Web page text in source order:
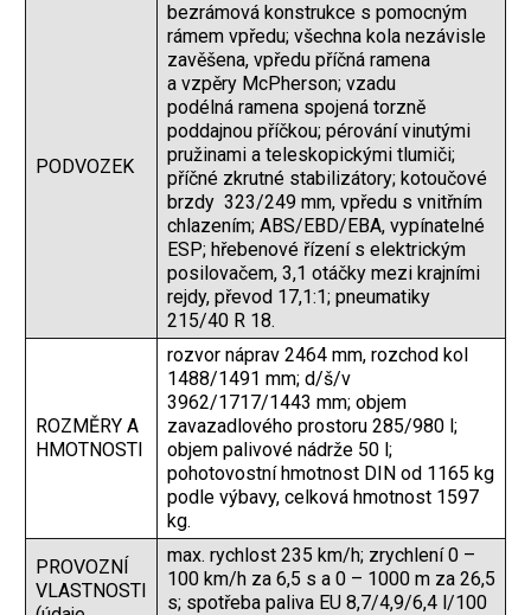
PODVOZEK
bezrámová konstrukce s pomocným
rámem vpředu; všechna kola nezávisle
zavěšena, vpředu příčná ramena
a vzpěry McPherson; vzadu
podélná ramena spojená torzně
poddajnou příčkou; pérování vinutými
pružinami a teleskopickými tlumiči;
příčné zkrutné stabilizátory; kotoučové
brzdy 323/249 mm, vpředu s vnitřním
chlazením; ABS/EBD/EBA, vypínatelné
ESP; hřebenové řízení s elektrickým
posilovačem, 3,1 otáčky mezi krajními
rejdy, převod 17,1:1; pneumatiky
215/40 R 18.
ROZMĚRY A
HMOTNOSTI
rozvor náprav 2464 mm, rozchod kol
1488/1491 mm; d/š/v
3962/1717/1443 mm; objem
zavazadlového prostoru 285/980 l;
objem palivové nádrže 50 l;
pohotovostní hmotnost DIN od 1165 kg
podle výbavy, celková hmotnost 1597
kg.
PROVOZNÍ
VLASTNOSTI
max. rychlost 235 km/h; zrychlení 0 –
100 km/h za 6,5 s a 0 – 1000 m za 26,5
s; spotřeba paliva EU 8,7/4,9/6,4 l/100